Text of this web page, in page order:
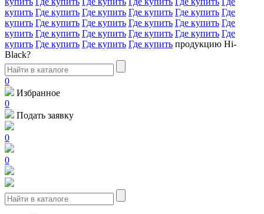
купить Где купить Где купить Где купить Где купить Где
купить Где купить Где купить Где купить Где купить Где
купить Где купить Где купить Где купить Где купить Где
купить Где купить Где купить Где купить продукцию Hi-
Black?
0
Избранное
0
Подать заявку
0
0